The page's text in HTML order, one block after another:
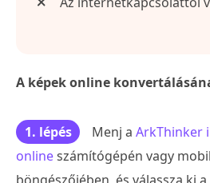
A képek online
1. lépés Menj a ArkThinker
onlineszámítógépén vagy
böngészőjében, és válassza ki